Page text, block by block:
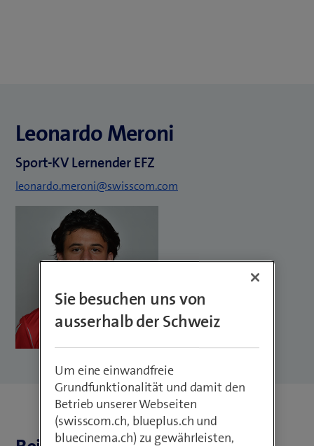
Leonardo Meroni
Sport-KV Lernender EFZ
leonardo.meroni@swisscom.com
Sie besuchen uns von
ausserhalb der Schweiz
Um eine einwandfreie
Grundfunktionalität und damit den
Betrieb unserer Webseiten
(swisscom.ch, blueplus.ch und
bluecinema.ch) zu gewährleisten,